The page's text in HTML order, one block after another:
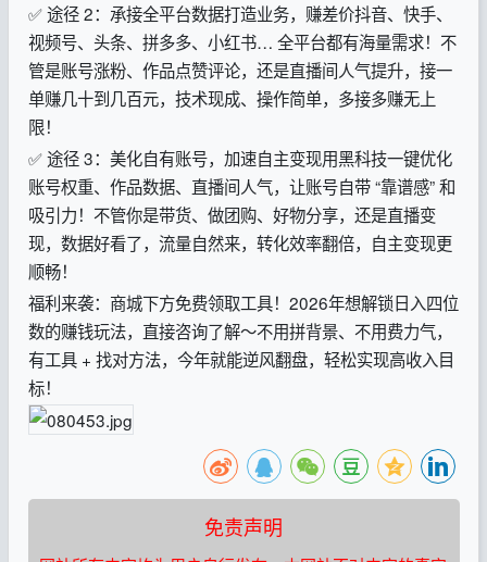
✅ 途径 2：承接全平台数据打造业务，赚差价抖音、快手、
视频号、头条、拼多多、小红书… 全平台都有海量需求！不
管是账号涨粉、作品点赞评论，还是直播间人气提升，接一
单赚几十到几百元，技术现成、操作简单，多接多赚无上
限！
✅ 途径 3：美化自有账号，加速自主变现用黑科技一键优化
账号权重、作品数据、直播间人气，让账号自带 “靠谱感” 和
吸引力！不管你是带货、做团购、好物分享，还是直播变
现，数据好看了，流量自然来，转化效率翻倍，自主变现更
顺畅！
福利来袭：商城下方免费领取工具！2026年想解锁日入四位
数的赚钱玩法，直接咨询了解～不用拼背景、不用费力气，
有工具 + 找对方法，今年就能逆风翻盘，轻松实现高收入目
标！
免责声明